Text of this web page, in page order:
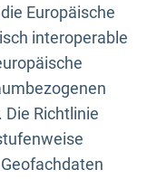
Europäische
interoperable
Richtlinie